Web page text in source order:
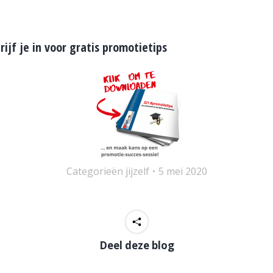
je in voor gratis promotietips
Categorieën jijzelf 5 mei 2020
Deel deze blog